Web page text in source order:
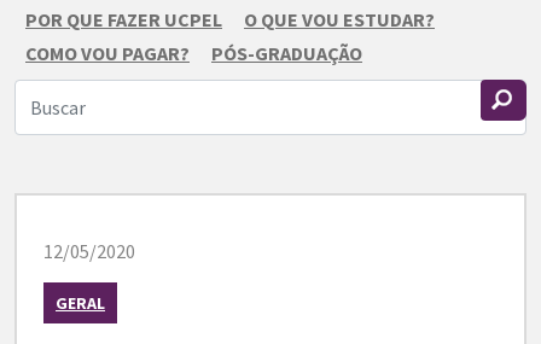
POR QUE FAZER UCPEL
O QUE VOU ESTUDAR?
COMO VOU PAGAR?
PÓS-GRADUAÇÃO
12/05/2020
GERAL